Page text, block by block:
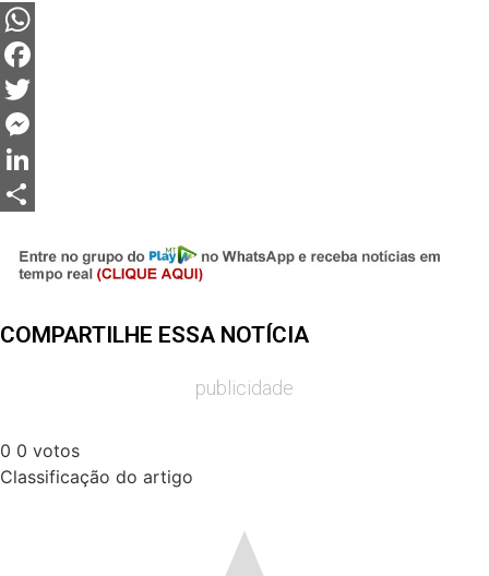
WhatsApp
Facebook
Twitter
Messenger
LinkedIn
COMPARTILHE ESSA NOTÍCIA
publicidade
0 0 votos
Classificação do artigo